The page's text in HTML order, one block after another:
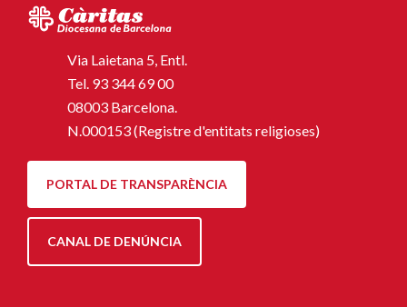
Via Laietana 5, Entl.
Tel. 93 344 69 00
08003 Barcelona.
N.000153 (Registre d'entitats religioses)
PORTAL DE TRANSPARÈNCIA
CANAL DE DENÚNCIA